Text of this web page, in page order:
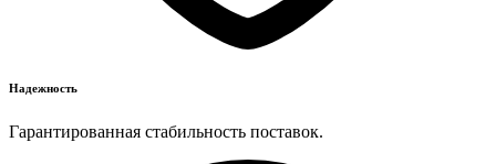
Надежность
Гарантированная стабильность поставок.